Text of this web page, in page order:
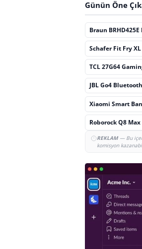
Günün Öne
Braun
Schafer Fit Fry
TCL 27G64
JBL Go4
Xiaomi Smart
Roborock Q8
REKLAM— Bu
komisyon